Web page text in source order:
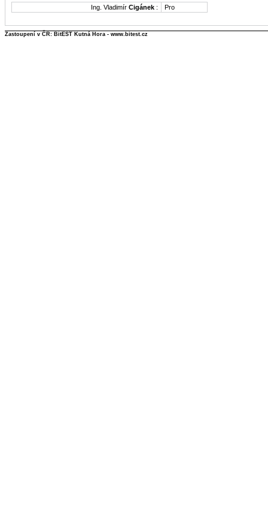
Ing. Vladimír Cigánek : Pro
Zastoupení v ČR: BitEST Kutná Hora - www.bitest.cz